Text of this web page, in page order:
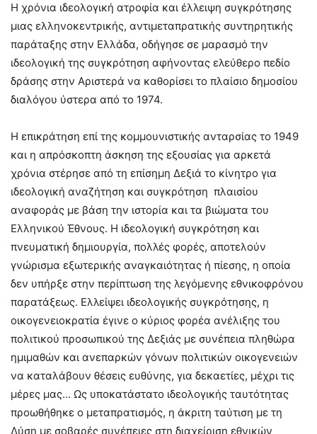
Η χρόνια ιδεολογική ατροφία και έλλειψη συγκρότησης
μιας ελληνοκεντρικής, αντιμεταπρατικής συντηρητικής
παράταξης στην Ελλάδα, οδήγησε σε μαρασμό την
ιδεολογική της συγκρότηση αφήνοντας ελεύθερο πεδίο
δράσης στην Αριστερά να καθορίσει το πλαίσιο δημοσίου
διαλόγου ύστερα από το 1974.
Η επικράτηση επί της κομμουνιστικής ανταρσίας το 1949
και η απρόσκοπτη άσκηση της εξουσίας για αρκετά
χρόνια στέρησε από τη επίσημη Δεξιά το κίνητρο για
ιδεολογική αναζήτηση και συγκρότηση πλαισίου
αναφοράς με βάση την ιστορία και τα βιώματα του
Ελληνικού Έθνους. Η ιδεολογική συγκρότηση και
πνευματική δημιουργία, πολλές φορές, αποτελούν
γνώρισμα εξωτερικής αναγκαιότητας ή πίεσης, η οποία
δεν υπήρξε στην περίπτωση της λεγόμενης εθνικοφρόνου
παρατάξεως. Ελλείψει ιδεολογικής συγκρότησης, η
οικογενειοκρατία έγινε ο κύριος φορέα ανέλιξης του
πολιτικού προσωπικού της Δεξιάς με συνέπεια πληθώρα
ημιμαθών και ανεπαρκών γόνων πολιτικών οικογενειών
να καταλάβουν θέσεις ευθύνης, για δεκαετίες, μέχρι τις
μέρες μας… Ως υποκατάστατο ιδεολογικής ταυτότητας
προωθήθηκε ο μεταπρατισμός, η άκριτη ταύτιση με τη
Δύση με σοβαρές συνέπειες στη διαχείριση εθνικών